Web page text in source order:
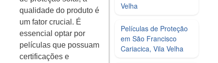
qualidade do produto é
um fator crucial. É
essencial optar por
películas que possuam
certificações e
Velha
Películas de Proteção
em São Francisco
Cariacica, Vila Velha